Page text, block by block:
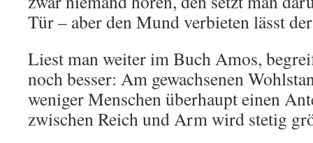
Tür – aber den Mund verbieten lässt
Liest man weiter im Buch Amos,
noch besser: Am gewachsenen
weniger Menschen überhaupt einen
zwischen Reich und Arm wird stetig